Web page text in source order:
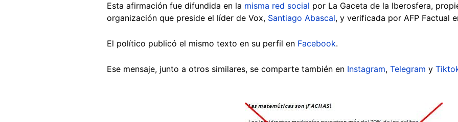
Esta afirmación fue difundida en la misma red social por La Gaceta de la Iberosfera,
organización que preside el líder de Vox, Santiago Abascal, y verificada por AFP Factual
El político publicó el mismo texto en su perfil en Facebook.
Ese mensaje, junto a otros similares, se comparte también en Instagram, Telegram y